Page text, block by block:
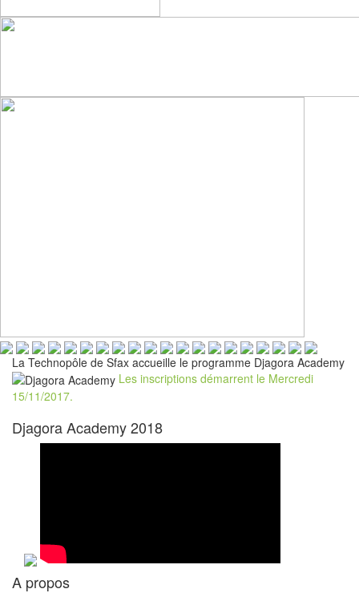
La Technopôle de Sfax accueille le programme Djagora Academy
Les inscriptions démarrent le Mercredi
15/11/2017.
Djagora Academy 2018
A propos